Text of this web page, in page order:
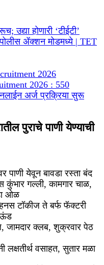
उद्या होणारी ‘टीईटी’
पोलीस ॲक्शन मोडमध्ये | TET
2026 : 550
अर्ज प्रक्रिया सुरू
पुराचे पाणी येण्याची
येवून बावडा रस्ता बंद
कुंभार गल्ली, कामगार चाळ,
ओळ
टॉकीज ते बर्फ फॅक्टरी
जामदार क्लब, शुक्रवार पेठ
वसाहत, सुतार मळा